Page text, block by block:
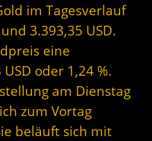
im Tagesverlauf
3.393,35 USD.
eine
oder 1,24 %.
am Dienstag
zum Vortag
beläuft sich mit